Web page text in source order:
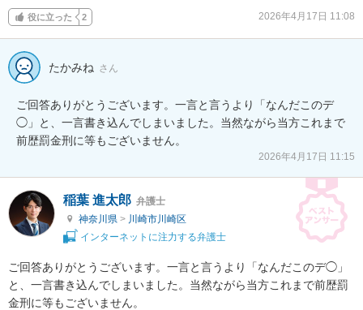
役に立った 2 2026年4月17日 11:08
たかみね さん
ご回答ありがとうございます。一言と言うより「なんだこのデ
◯」と、一言書き込んでしまいました。当然ながら当方これまで
前歴罰金刑に等もございません。
2026年4月17日 11:15
稲葉 進太郎 弁護士
神奈川県 > 川崎市川崎区
インターネットに注力する弁護士
ご回答ありがとうございます。一言と言うより「なんだこのデ◯」
と、一言書き込んでしまいました。当然ながら当方これまで前歴罰
金刑に等もございません。